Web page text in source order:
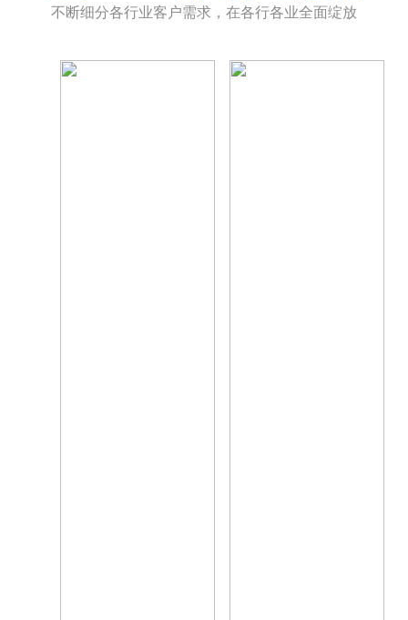
不断细分各行业客户需求，在各行各业全面绽放